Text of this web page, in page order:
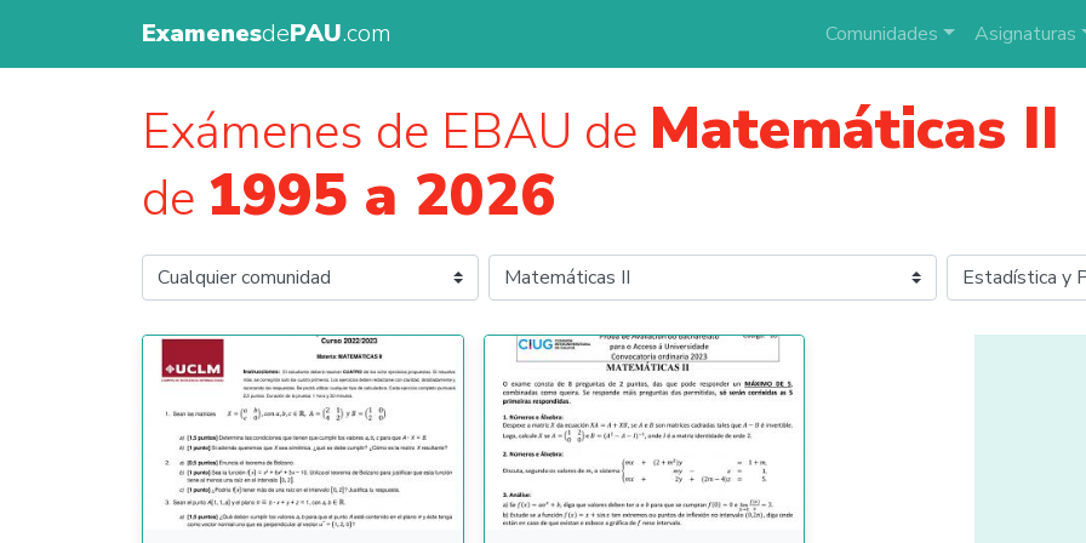
ExamenesdePAU.com Comunidades Asignaturas
Exámenes de EBAU de Matemáticas II
de 1995 a 2026